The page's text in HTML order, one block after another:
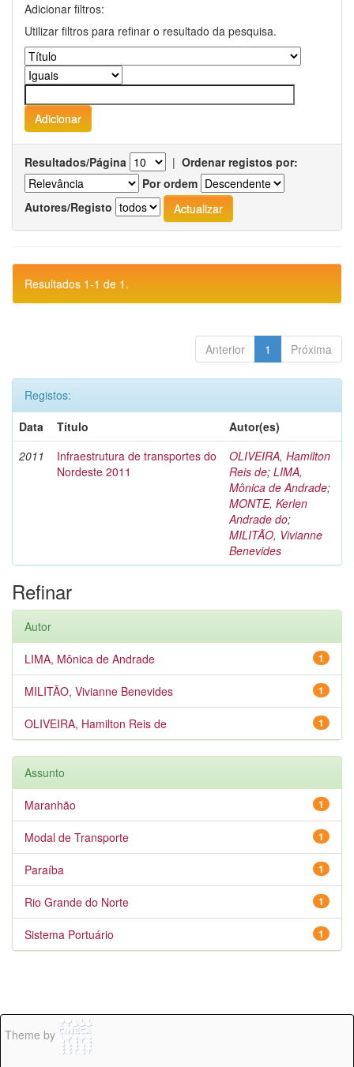
Adicionar filtros:
Utilizar filtros para refinar o resultado da pesquisa.
Resultados/Página | Ordenar registos por:
Por ordem
Autores/Registo
Resultados 1-1 de 1.
Anterior 1 Próxima
Registos:
Data
Título
Autor(es)
2011
Infraestrutura de transportes do
Nordeste 2011
OLIVEIRA, Hamilton
Reis de; LIMA,
Mônica de Andrade;
MONTE, Kerlen
Andrade do;
MILITÃO, Vivianne
Benevides
Refinar
Autor
1
LIMA, Mônica de Andrade
1
MILITÃO, Vivianne Benevides
1
OLIVEIRA, Hamilton Reis de
Assunto
1
Maranhão
1
Modal de Transporte
1
Paraíba
1
Rio Grande do Norte
1
Sistema Portuário
Theme by